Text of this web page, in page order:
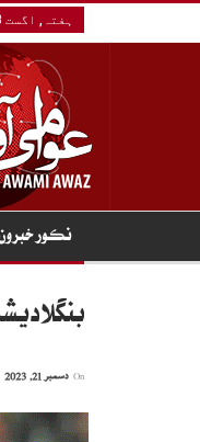
ہفتہ, اگست 8, 2026
نڪور